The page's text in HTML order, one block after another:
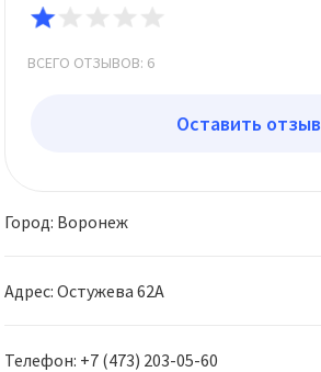
Город: Воронеж
Адрес: Остужева 62А
Телефон: +7 (473) 203-05-60
ВСЕГО ОТЗЫВОВ: 6
Оставить отзыв